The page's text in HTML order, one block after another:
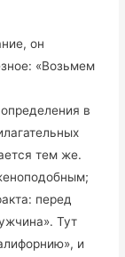
он
«Возьмем
в
тем же.
перед
Тут
и